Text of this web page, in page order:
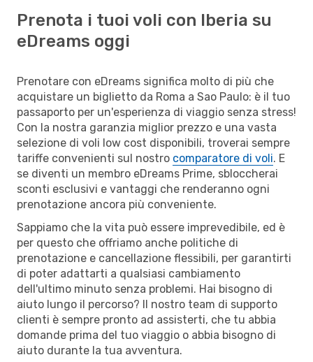
Prenota i tuoi voli con Iberia su
eDreams oggi
Prenotare con eDreams significa molto di più che
acquistare un biglietto da Roma a Sao Paulo: è il tuo
passaporto per un'esperienza di viaggio senza stress!
Con la nostra garanzia miglior prezzo e una vasta
selezione di voli low cost disponibili, troverai sempre
tariffe convenienti sul nostro comparatore di voli. E
se diventi un membro eDreams Prime, sbloccherai
sconti esclusivi e vantaggi che renderanno ogni
prenotazione ancora più conveniente.
Sappiamo che la vita può essere imprevedibile, ed è
per questo che offriamo anche politiche di
prenotazione e cancellazione flessibili, per garantirti
di poter adattarti a qualsiasi cambiamento
dell'ultimo minuto senza problemi. Hai bisogno di
aiuto lungo il percorso? Il nostro team di supporto
clienti è sempre pronto ad assisterti, che tu abbia
domande prima del tuo viaggio o abbia bisogno di
aiuto durante la tua avventura.